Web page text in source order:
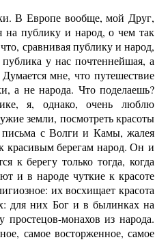
В Европе вообще, мой Друг,
на публику и народ, о чем так
сравнивая публику и народ,
у нас почтеннейшая, а
мне, что путешествие
а не народа. Что поделаешь?
я, однако, очень люблю
земли, посмотреть красоты
с Волги и Камы, жалея
красивым берегам народ. Он и
к берегу только тогда, когда
и в народе чуткие к красоте
их восхищает красота
для них Бог и в былинках на
монахов из народа.
самое восторженное, самое